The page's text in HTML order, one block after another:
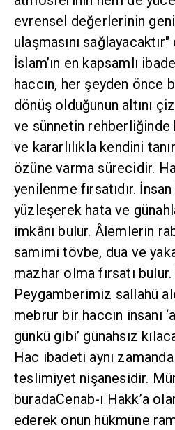
evrensel değerlerinin
ulaşmasını
İslam’ın en kapsamlı
haccın, her şeyden önce
dönüş olduğunun altını
ve sünnetin rehberliğinde
ve kararlılıkla kendini
özüne varma sürecidir.
yenilenme fırsatıdır.
yüzleşerek hata ve
imkânı bulur. Âlemlerin
samimi tövbe, dua ve
mazhar olma fırsatı
Peygamberimiz sallahü
mebrur bir haccın insanı
günkü gibi’ günahsız
Hac ibadeti aynı
teslimiyet nişanesidir.
buradaCenab-ı Hakk’a
ederek onun hükmüne